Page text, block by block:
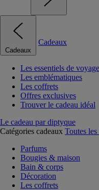
Cadeaux
Cadeaux
Les essentiels de voyage
Les emblématiques
Les coffrets
Offres exclusives
Trouver le cadeau idéal
Le cadeau par diptyque
Catégories cadeaux Toutes les
Parfums
Bougies & maison
Bain & corps
Décoration
Les coffrets